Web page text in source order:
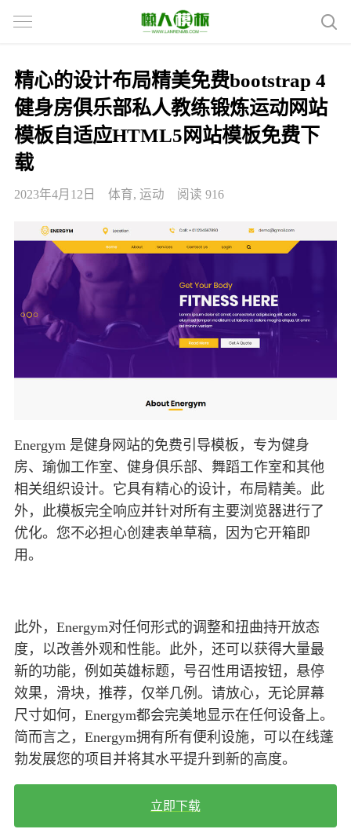
精心的设计布局精美免费bootstrap 4
健身房俱乐部私人教练锻炼运动网站
模板自适应HTML5网站模板免费下
载
2023年4月12日 体育, 运动 阅读 916
Energym 是健身网站的免费引导模板，专为健身
房、瑜伽工作室、健身俱乐部、舞蹈工作室和其他
相关组织设计。它具有精心的设计，布局精美。此
外，此模板完全响应并针对所有主要浏览器进行了
优化。您不必担心创建表单草稿，因为它开箱即
用。
此外，Energym对任何形式的调整和扭曲持开放态
度，以改善外观和性能。此外，还可以获得大量最
新的功能，例如英雄标题，号召性用语按钮，悬停
效果，滑块，推荐，仅举几例。请放心，无论屏幕
尺寸如何，Energym都会完美地显示在任何设备上。
简而言之，Energym拥有所有便利设施，可以在线蓬
勃发展您的项目并将其水平提升到新的高度。
立即下载